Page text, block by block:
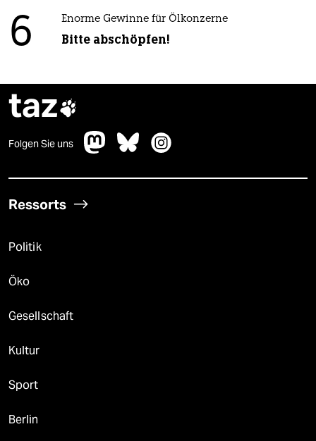
6 Enorme Gewinne für Ölkonzerne
Bitte abschöpfen!
taz
Folgen Sie uns
Ressorts
Politik
Öko
Gesellschaft
Kultur
Sport
Berlin